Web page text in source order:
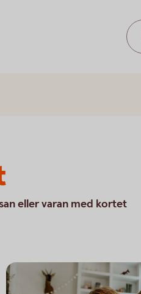
eller varan med kortet